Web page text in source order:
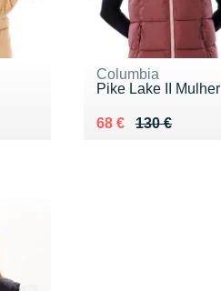
Columbia
Pike Lake II Mulher
130 €
Au lieu de 130 €
68 €
Vendu 68 €